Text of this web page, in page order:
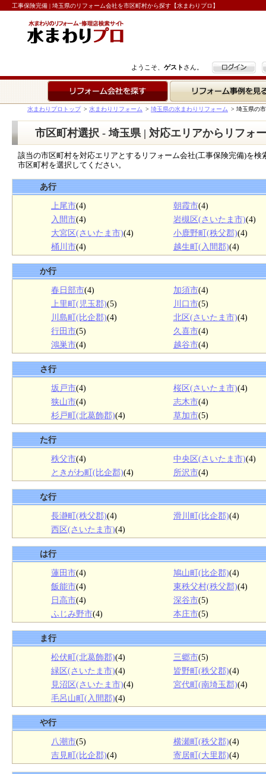
工事保険完備 | 埼玉県のリフォーム会社を市区町村から探す【水まわりプロ】
ようこそ、 ゲスト さん。 ログイン
リフォーム事例を見る
水まわりプロトップ > 水まわりリフォーム > 埼玉県の水まわりリフォーム > 埼玉県の
市区町村選択 - 埼玉県 | 対応エリアからリフォ
該当の市区町村を対応エリアとするリフォーム会社(工事保険完備)を
市区町村を選択してください。
あ行
上尾市(4) 朝霞市(4)
入間市(4) 岩槻区(さいたま市)(4)
大宮区(さいたま市)(4) 小鹿野町(秩父郡)(4)
桶川市(4) 越生町(入間郡)(4)
か行
春日部市(4) 加須市(4)
上里町(児玉郡)(5) 川口市(5)
川島町(比企郡)(4) 北区(さいたま市)(4)
行田市(5) 久喜市(4)
鴻巣市(4) 越谷市(4)
さ行
坂戸市(4) 桜区(さいたま市)(4)
狭山市(4) 志木市(4)
杉戸町(北葛飾郡)(4) 草加市(5)
た行
秩父市(4) 中央区(さいたま市)(4)
ときがわ町(比企郡)(4) 所沢市(4)
な行
長瀞町(秩父郡)(4) 滑川町(比企郡)(4)
西区(さいたま市)(4)
は行
蓮田市(4) 鳩山町(比企郡)(4)
飯能市(4) 東秩父村(秩父郡)(4)
日高市(4) 深谷市(5)
ふじみ野市(4) 本庄市(5)
ま行
松伏町(北葛飾郡)(4) 三郷市(5)
緑区(さいたま市)(4) 皆野町(秩父郡)(4)
見沼区(さいたま市)(4) 宮代町(南埼玉郡)(4)
毛呂山町(入間郡)(4)
や行
八潮市(5) 横瀬町(秩父郡)(4)
吉見町(比企郡)(4) 寄居町(大里郡)(4)